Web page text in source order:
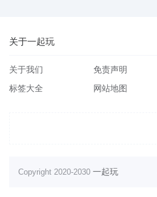
关于一起玩
关于我们 免责声明
标签大全
网站地图
Copyright 2020-2030 一起玩